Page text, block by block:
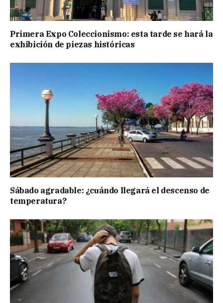
Primera Expo Coleccionismo: esta tarde se hará la
exhibición de piezas históricas
Sábado agradable: ¿cuándo llegará el descenso de
temperatura?